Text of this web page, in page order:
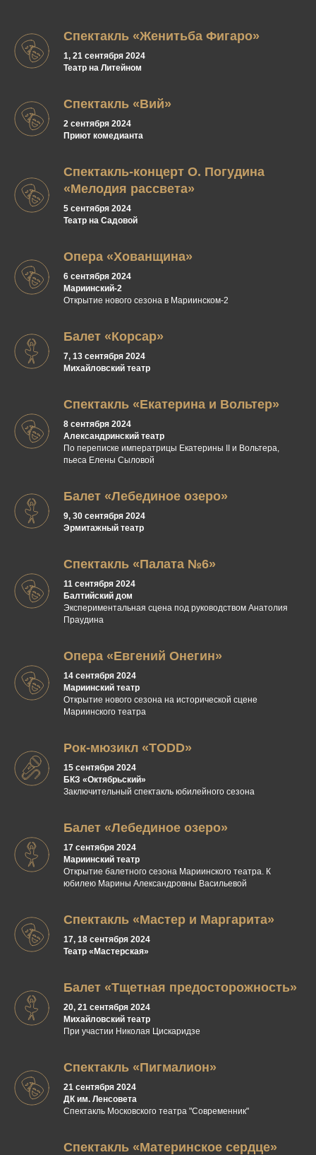
Спектакль «Женитьба Фигаро»
1, 21 сентября 2024
Театр на Литейном
Спектакль «Вий»
2 сентября 2024
Приют комедианта
Спектакль-концерт О. Погудина
«Мелодия рассвета»
5 сентября 2024
Театр на Садовой
Опера «Хованщина»
6 сентября 2024
Мариинский-2
Открытие нового сезона в Мариинском-2
Балет «Корсар»
7, 13 сентября 2024
Михайловский театр
Спектакль «Екатерина и Вольтер»
8 сентября 2024
Александринский театр
По переписке императрицы Екатерины II и Вольтера,
пьеса Елены Сыловой
Балет «Лебединое озеро»
9, 30 сентября 2024
Эрмитажный театр
Спектакль «Палата №6»
11 сентября 2024
Балтийский дом
Экспериментальная сцена под руководством Анатолия
Праудина
Опера «Евгений Онегин»
14 сентября 2024
Мариинский театр
Открытие нового сезона на исторической сцене
Мариинского театра
Рок-мюзикл «TODD»
15 сентября 2024
БКЗ «Октябрьский»
Заключительный спектакль юбилейного сезона
Балет «Лебединое озеро»
17 сентября 2024
Мариинский театр
Открытие балетного сезона Мариинского театра. К
юбилею Марины Александровны Васильевой
Спектакль «Мастер и Маргарита»
17, 18 сентября 2024
Театр «Мастерская»
Балет «Тщетная предосторожность»
20, 21 сентября 2024
Михайловский театр
При участии Николая Цискаридзе
Спектакль «Пигмалион»
21 сентября 2024
ДК им. Ленсовета
Спектакль Московского театра "Современник"
Спектакль «Материнское сердце»